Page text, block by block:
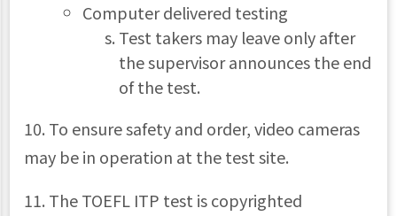
Computer delivered testing
Test takers may leave only after
the supervisor announces the end
of the test.
10. To ensure safety and order, video cameras
may be in operation at the test site.
11. The TOEFL ITP test is copyrighted